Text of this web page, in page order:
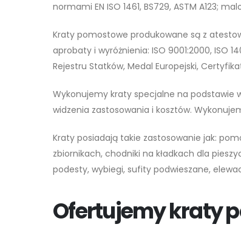
normami EN ISO 1461, BS729, ASTM A123;
Kraty pomostowe produkowane są z
aprobaty i wyróżnienia: ISO 9001:2000, ISO
Rejestru Statków, Medal Europejski,
Wykonujemy kraty specjalne na podstawie
widzenia zastosowania i kosztów.
Kraty posiadają takie zastosowanie jak:
zbiornikach, chodniki na kładkach dla
podesty, wybiegi, sufity podwieszane,
Ofertujemy kraty